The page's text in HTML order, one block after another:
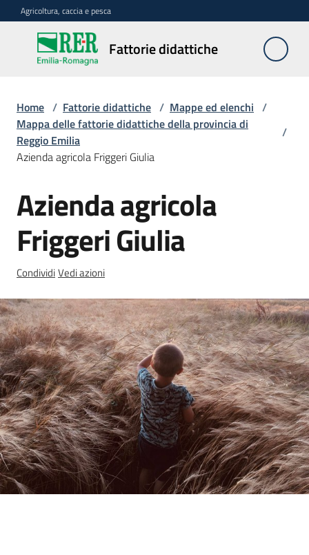
Vai al contenuto
Vai alla navigazione
Vai al footer
Agricoltura, caccia e pesca
Fattorie didattiche
Fattorie
didattiche
Trova
sulla
mappa
Requisiti
necessari
Corsi
abilitanti
Agricoltura
in
cifre
Agricoltura,
caccia e
Home / Fattorie didattiche / Mappe ed elenchi /
Mappa delle fattorie didattiche della provincia di
Reggio Emilia
/
Azienda agricola Friggeri Giulia
Salta al contenuto
Azienda agricola
Friggeri Giulia
CondividiVedi azioni